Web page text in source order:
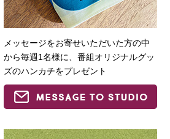
メッセージをお寄せいただいた方の中
から毎週1名様に、番組オリジナルグッ
ズのハンカチをプレゼント